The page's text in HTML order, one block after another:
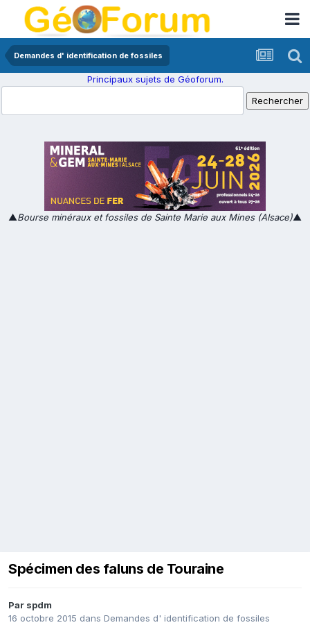
Demandes d' identification de fossiles
Principaux sujets de Géoforum.
▲Bourse minéraux et fossiles de Sainte Marie aux Mines (Alsace)▲
Spécimen des faluns de Touraine
Par spdm
16 octobre 2015 dans Demandes d' identification de fossiles